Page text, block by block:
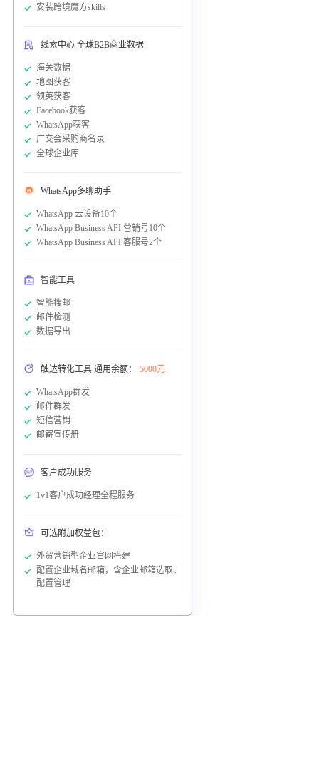
安装跨境魔方skills
线索中心 全球B2B商业数据
海关数据
地图获客
领英获客
Facebook获客
WhatsApp获客
广交会采购商名录
全球企业库
WhatsApp多聊助手
WhatsApp 云设备10个
WhatsApp Business API 营销号10个
WhatsApp Business API 客服号2个
智能工具
智能搜邮
邮件检测
数据导出
触达转化工具 通用余额： 5000元
WhatsApp群发
邮件群发
短信营销
邮寄宣传册
客户成功服务
1v1客户成功经理全程服务
可选附加权益包：
外贸营销型企业官网搭建
配置企业域名邮箱，含企业邮箱选取、
配置管理